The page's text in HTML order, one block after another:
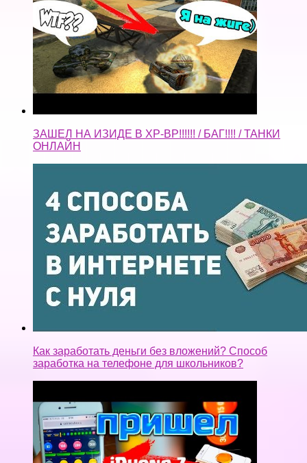
ЗАШЕЛ НА ИЗИДЕ В ХР-ВР!!!!!! / БАГ!!!! / ТАНКИ
ОНЛАЙН
Как заработать деньги без вложений? Способ
заработка на телефоне для школьников?